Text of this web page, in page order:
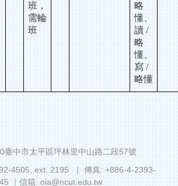
班，
需輪
班
略
懂、
讀 /
略
懂、
寫 /
略懂
臺中市太平區坪林里中山路二段57號
4505, ext. 2195 ｜ 傳真: +886-4-2393-
｜信箱: oia@ncut.edu.tw